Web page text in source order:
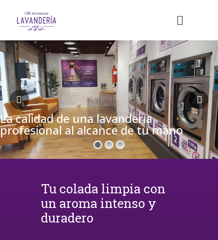
La calidad de una lavandería
profesional al alcance de tu mano
Tu colada limpia con
un aroma intenso y
duradero